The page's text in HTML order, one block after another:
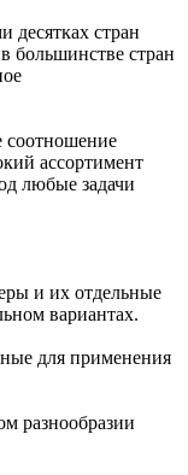
десятках стран
большинстве стран
соотношение
ассортимент
любые задачи
и их отдельные
вариантах.
для применения
разнообразии